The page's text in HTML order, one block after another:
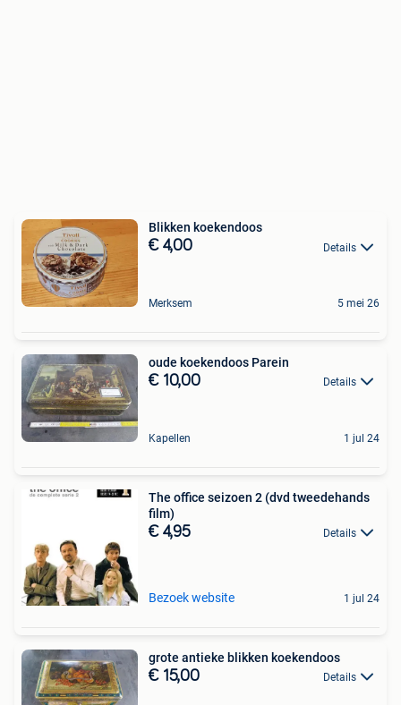
Blikken koekendoos
€ 4,00 Details
Merksem 5 mei 26
oude koekendoos Parein
€ 10,00 Details
Kapellen 1 jul 24
The office seizoen 2 (dvd tweedehands
film)
€ 4,95 Details
Bezoek website 1 jul 24
grote antieke blikken koekendoos
€ 15,00 Details